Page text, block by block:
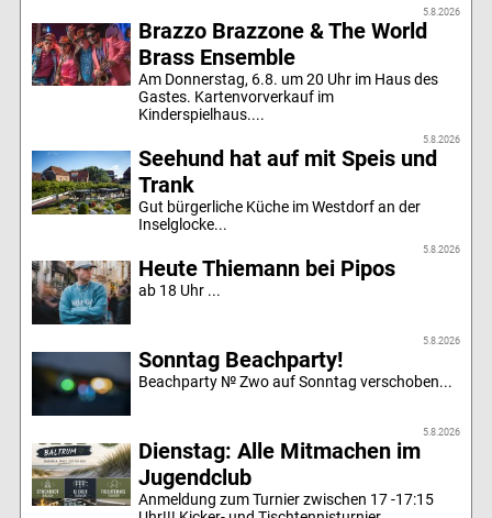
5.8.2026
Brazzo Brazzone & The World
Brass Ensemble
Am Donnerstag, 6.8. um 20 Uhr im Haus des
Gastes. Kartenvorverkauf im
Kinderspielhaus....
5.8.2026
Seehund hat auf mit Speis und
Trank
Gut bürgerliche Küche im Westdorf an der
Inselglocke...
5.8.2026
Heute Thiemann bei Pipos
ab 18 Uhr ...
5.8.2026
Sonntag Beachparty!
Beachparty № Zwo auf Sonntag verschoben...
5.8.2026
Dienstag: Alle Mitmachen im
Jugendclub
Anmeldung zum Turnier zwischen 17 -17:15